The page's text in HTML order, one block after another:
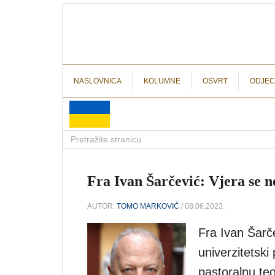
NASLOVNICA KOLUMNE OSVRT
Fra Ivan Šarčević: Vjera se
AUTOR: TOMO MARKOVIĆ / 08.06.2023.
Fra Ivan
univerzitetski
pastoralnu